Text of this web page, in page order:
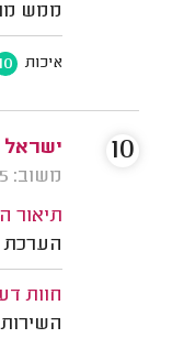
ממש
איכות 10
ישראל
משוב: 23/02/2025
תיאור
הערכת
חוות
10